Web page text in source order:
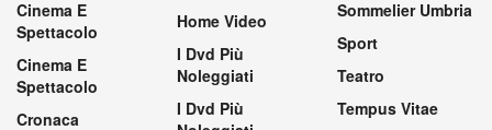
Cinema E
Spettacolo
Cinema E
Spettacolo
Cronaca
Home Video
I Dvd Più
Noleggiati
I Dvd Più
Sommelier Umbria
Sport
Teatro
Tempus Vitae